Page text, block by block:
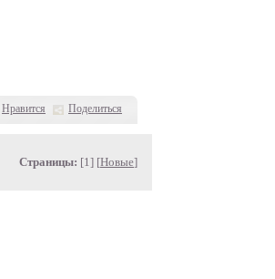
Нравится Поделиться
Страницы: [1] [Новые]